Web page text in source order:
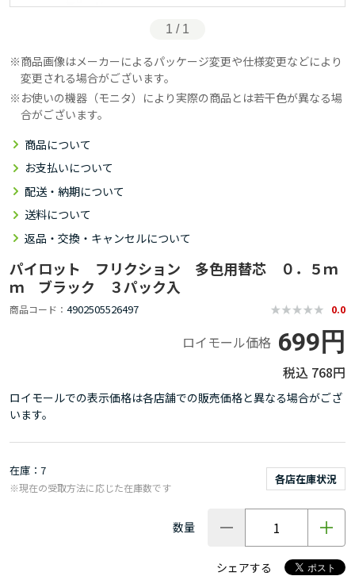
1 / 1
商品画像はメーカーによるパッケージ変更や仕様変更などにより
変更される場合がございます。
お使いの機器（モニタ）により実際の商品とは若干色が異なる場
合がございます。
商品について
お支払いについて
配送・納期について
送料について
返品・交換・キャンセルについて
パイロット フリクション 多色用替芯 ０．５ｍ
ｍ ブラック ３パック入
商品コード 4902505526497 0.0
ロイモール価格 699円
768円
ロイモールでの表示価格は各店舗での販売価格と異なる場合がござ
います。
在庫 7
各店在庫状況
※現在の受取方法に応じた在庫数です
数量
シェアする